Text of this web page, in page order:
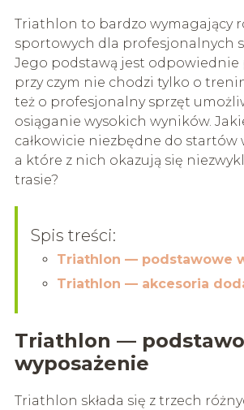
Triathlon to bardzo wymagający
sportowych dla profesjonalnych
Jego podstawą jest odpowiednie
przy czym nie chodzi tylko o
też o profesjonalny sprzęt
osiąganie wysokich wyników.
całkowicie niezbędne do startów
a które z nich okazują się
trasie?
Spis treści:
Triathlon — podstawowe
Triathlon — akcesoria
Triathlon —
wyposażenie
Triathlon składa się z trzech